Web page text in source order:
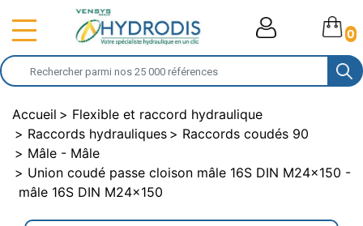
0
Accueil
Flexible et raccord hydraulique
Raccords hydrauliques
Raccords coudés 90
Mâle - Mâle
Union coudé passe cloison mâle 16S DIN M24x150 -
mâle 16S DIN M24x150